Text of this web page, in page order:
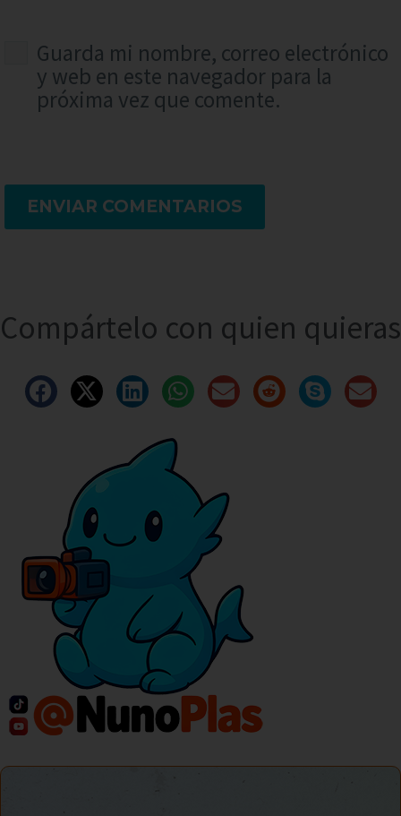
Guarda mi nombre, correo electrónico
y web en este navegador para la
próxima vez que comente.
ENVIAR COMENTARIOS
Compártelo con quien quieras